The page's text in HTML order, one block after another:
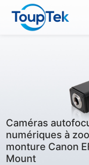
Caméras
numériques à
monture Canon
Mount